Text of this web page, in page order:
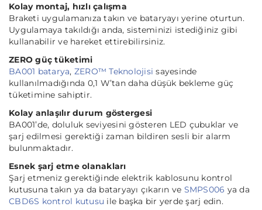
Kolay montaj, hızlı çalışma
Braketi uygulamanıza takın ve bataryayı yerine oturtun.
Uygulamaya takıldığı anda, sisteminizi istediğiniz gibi
kullanabilir ve hareket ettirebilirsiniz.
ZERO güç tüketimi
BA001 batarya, ZERO™ Teknolojisi sayesinde
kullanılmadığında 0,1 W’tan daha düşük bekleme güç
tüketimine sahiptir.
Kolay anlaşılır durum göstergesi
BA001’de, doluluk seviyesini gösteren LED çubuklar ve
şarj edilmesi gerektiği zaman bildiren sesli bir alarm
bulunmaktadır.
Esnek şarj etme olanakları
Şarj etmeniz gerektiğinde elektrik kablosunu kontrol
kutusuna takın ya da bataryayı çıkarın ve SMPS006 ya da
CBD6S kontrol kutusu ile başka bir yerde şarj edin.